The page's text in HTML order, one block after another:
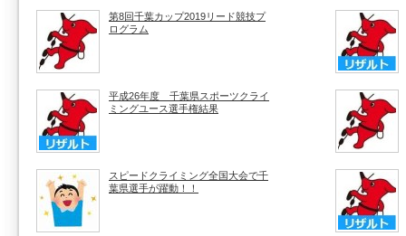
第8回千葉カップ2019リード競技プ
ログラム
平成26年度 千葉県スポーツクライ
ミングユース選手権結果
スピードクライミング全国大会で千
葉県選手が躍動！！